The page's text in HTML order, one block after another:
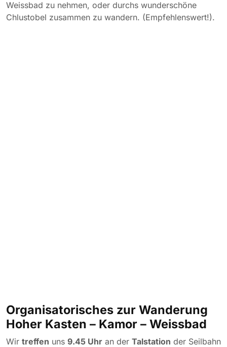
Weissbad zu nehmen, oder durchs wunderschöne
Chlustobel zusammen zu wandern. (Empfehlenswert!).
Organisatorisches zur Wanderung
Hoher Kasten – Kamor – Weissbad
Wir treffen uns 9.45 Uhr an der Talstation der Seilbahn